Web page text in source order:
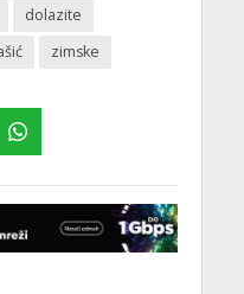
dolazite
zimske